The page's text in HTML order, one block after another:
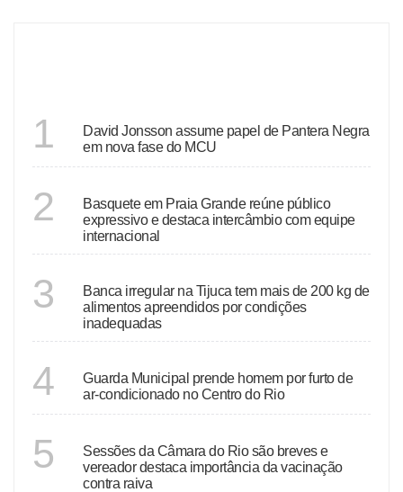
1
David Jonsson assume papel de Pantera Negra
em nova fase do MCU
2
Basquete em Praia Grande reúne público
expressivo e destaca intercâmbio com equipe
internacional
3
Banca irregular na Tijuca tem mais de 200 kg de
alimentos apreendidos por condições
inadequadas
4
Guarda Municipal prende homem por furto de
ar-condicionado no Centro do Rio
5
Sessões da Câmara do Rio são breves e
vereador destaca importância da vacinação
contra raiva